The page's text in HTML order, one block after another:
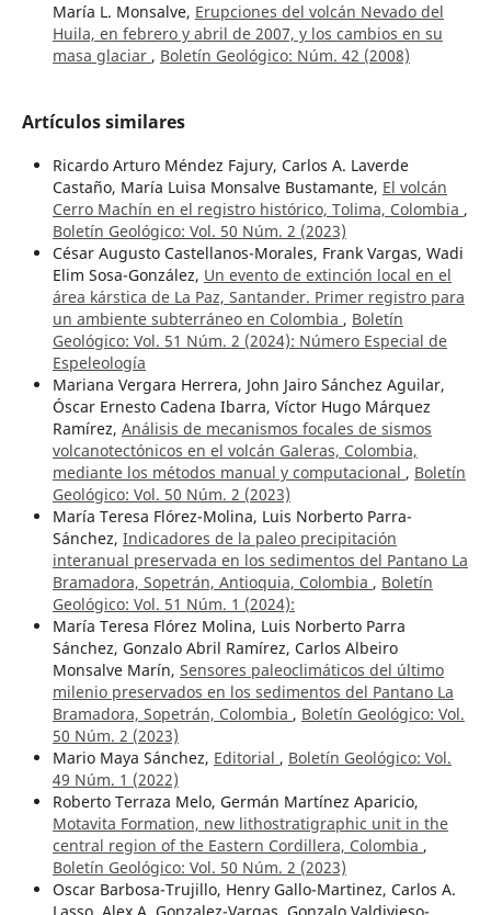
María L. Monsalve, Erupciones del volcán Nevado del
Huila, en febrero y abril de 2007, y los cambios en su
masa glaciar , Boletín Geológico: Núm. 42 (2008)
Artículos similares
Ricardo Arturo Méndez Fajury, Carlos A. Laverde
Castaño, María Luisa Monsalve Bustamante, El volcán
Cerro Machín en el registro histórico, Tolima, Colombia ,
Boletín Geológico: Vol. 50 Núm. 2 (2023)
César Augusto Castellanos-Morales, Frank Vargas, Wadi
Elim Sosa-González, Un evento de extinción local en el
área kárstica de La Paz, Santander. Primer registro para
un ambiente subterráneo en Colombia , Boletín
Geológico: Vol. 51 Núm. 2 (2024): Número Especial de
Espeleología
Mariana Vergara Herrera, John Jairo Sánchez Aguilar,
Óscar Ernesto Cadena Ibarra, Víctor Hugo Márquez
Ramírez, Análisis de mecanismos focales de sismos
volcanotectónicos en el volcán Galeras, Colombia,
mediante los métodos manual y computacional , Boletín
Geológico: Vol. 50 Núm. 2 (2023)
María Teresa Flórez-Molina, Luis Norberto Parra-
Sánchez, Indicadores de la paleo precipitación
interanual preservada en los sedimentos del Pantano La
Bramadora, Sopetrán, Antioquia, Colombia , Boletín
Geológico: Vol. 51 Núm. 1 (2024):
María Teresa Flórez Molina, Luis Norberto Parra
Sánchez, Gonzalo Abril Ramírez, Carlos Albeiro
Monsalve Marín, Sensores paleoclimáticos del último
milenio preservados en los sedimentos del Pantano La
Bramadora, Sopetrán, Colombia , Boletín Geológico: Vol.
50 Núm. 2 (2023)
Mario Maya Sánchez, Editorial , Boletín Geológico: Vol.
49 Núm. 1 (2022)
Roberto Terraza Melo, Germán Martínez Aparicio,
Motavita Formation, new lithostratigraphic unit in the
central region of the Eastern Cordillera, Colombia ,
Boletín Geológico: Vol. 50 Núm. 2 (2023)
Oscar Barbosa-Trujillo, Henry Gallo-Martinez, Carlos A.